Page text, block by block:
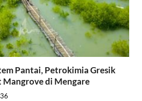
Pantai, Petrokimia Gresik
Mangrove di Mengare